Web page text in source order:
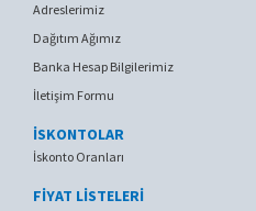
Adreslerimiz
Dağıtım Ağımız
Banka Hesap Bilgilerimiz
İletişim Formu
İSKONTOLAR
İskonto Oranları
FİYAT LİSTELERİ